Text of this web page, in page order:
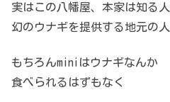
実はこの八幡屋、本家は知る
幻のウナギを提供する地元の人
もちろんminiはウナギなんか
食べられるはずもなく